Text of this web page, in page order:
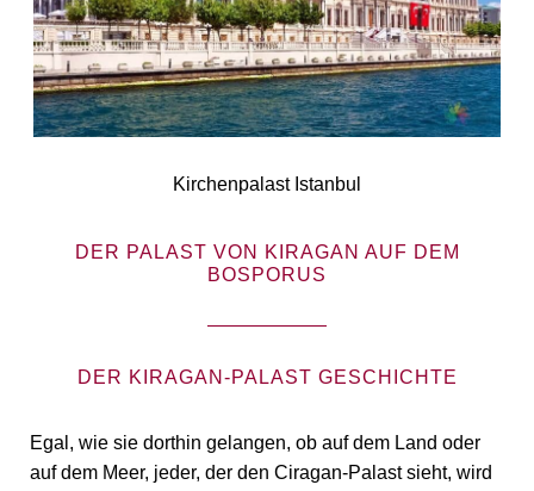
Kirchenpalast Istanbul
DER PALAST VON KIRAGAN AUF DEM
BOSPORUS
DER KIRAGAN-PALAST GESCHICHTE
Egal, wie sie dorthin gelangen, ob auf dem Land oder
auf dem Meer, jeder, der den Ciragan-Palast sieht, wird